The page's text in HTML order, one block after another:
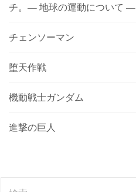
チ。— 地球の運動について —
チェンソーマン
堕天作戦
機動戦士ガンダム
進撃の巨人